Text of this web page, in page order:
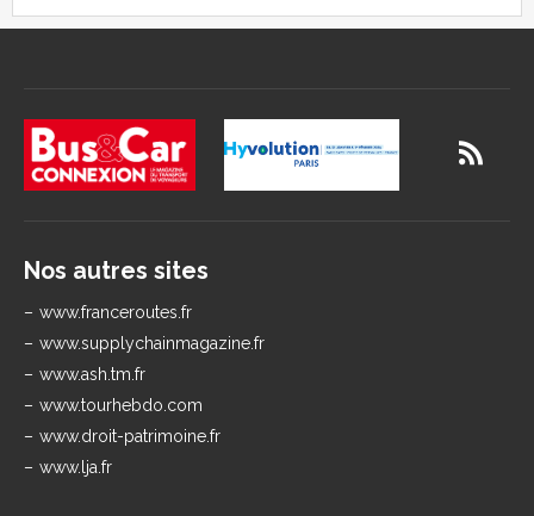
Nos autres sites
www.franceroutes.fr
www.supplychainmagazine.fr
www.ash.tm.fr
www.tourhebdo.com
www.droit-patrimoine.fr
www.lja.fr